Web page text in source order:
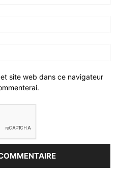
site web dans ce navigateur